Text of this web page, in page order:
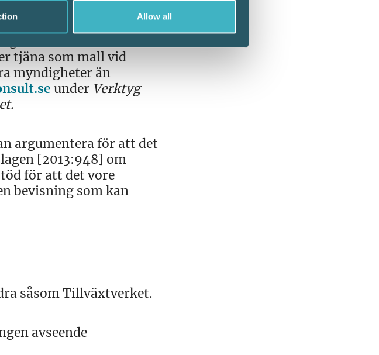
Allow all
har Srf
tjäna som mall vid
myndigheter än
under Verktyg
argumentera för att det
[2013:948] om
för att det vore
bevisning som kan
såsom Tillväxtverket.
avseende